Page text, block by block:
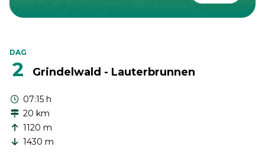
DAG
2 Grindelwald - Lauterbrunnen
07:15 h
20 km
1120 m
1430 m